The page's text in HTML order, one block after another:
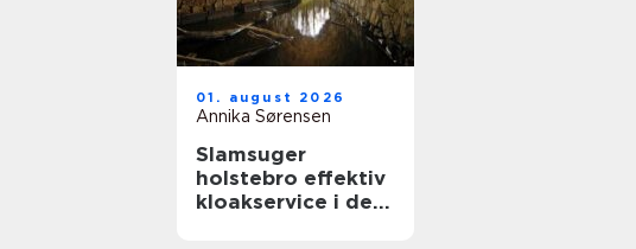
01. august 2026
Annika Sørensen
Slamsuger
holstebro effektiv
kloakservice i det